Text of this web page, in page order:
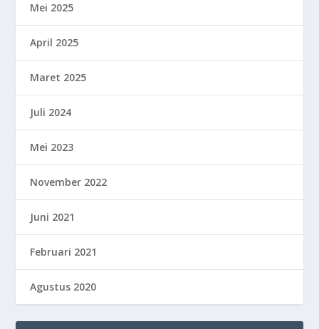
Mei 2025
April 2025
Maret 2025
Juli 2024
Mei 2023
November 2022
Juni 2021
Februari 2021
Agustus 2020